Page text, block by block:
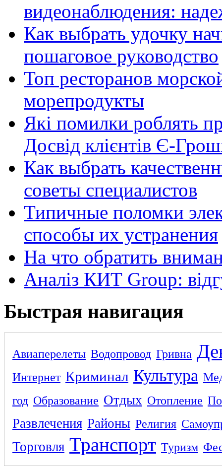
видеонаблюдения:
Как выбрать удочку
пошаговое руководство
Топ ресторанов
морепродукты
Які помилки роблять
Досвід клієнтів Є-
Как выбрать
советы специалистов
Типичные поломки
способы их устранения
На что обратить
Аналіз КИТ Group:
Быстрая навигация
Авиаперелеты Водопровод Гривна
Интернет Криминал Культура
год Образование Отдых Отопление
Развлечения Районы Религия
Торговля Транспорт Туризм